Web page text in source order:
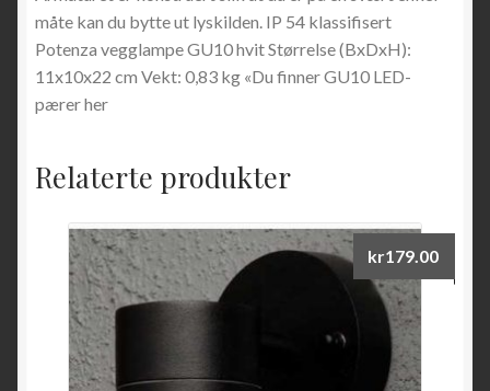
måte kan du bytte ut lyskilden. IP 54 klassifisert
Potenza vegglampe GU10 hvit Størrelse (BxDxH):
11x10x22 cm Vekt: 0,83 kg «Du finner GU10 LED-
pærer her
Relaterte produkter
kr179.00